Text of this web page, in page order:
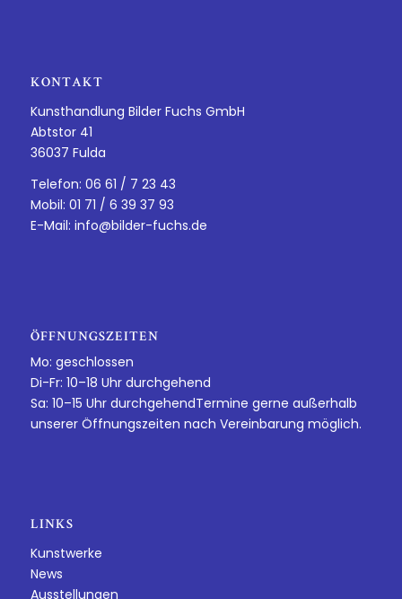
KONTAKT
Kunsthandlung Bilder Fuchs GmbH
Abtstor 41
36037 Fulda
Telefon: 06 61 / 7 23 43
Mobil: 01 71 / 6 39 37 93
E-Mail: info@bilder-fuchs.de
ÖFFNUNGSZEITEN
Mo: geschlossen
Di-Fr: 10–18 Uhr durchgehend
Sa: 10–15 Uhr durchgehendTermine gerne außerhalb
unserer Öffnungszeiten nach Vereinbarung möglich.
LINKS
Kunstwerke
News
Ausstellungen